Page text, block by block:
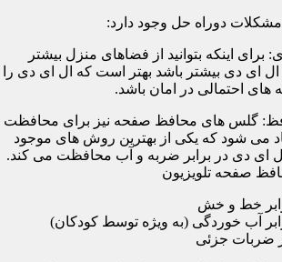
مشکلات دوراه حل وجود دارد:
اینکه بتوانید از فضاهای منزل بیشتر
ال ای دی بیشتر باشد بهتر است که ال ای دی را
های احتمالی در امان باشد.
گلس های محافظ صفحه نیز برای محافظت
می شود که یکی از بهترین روش های موجود
ای دی در برابر ضربه و آب محافظت می کند.
صفحه تلویزیون
خط و خش
آب خوردگی (به ویژه توسط کودکان)
ضربات جزئی